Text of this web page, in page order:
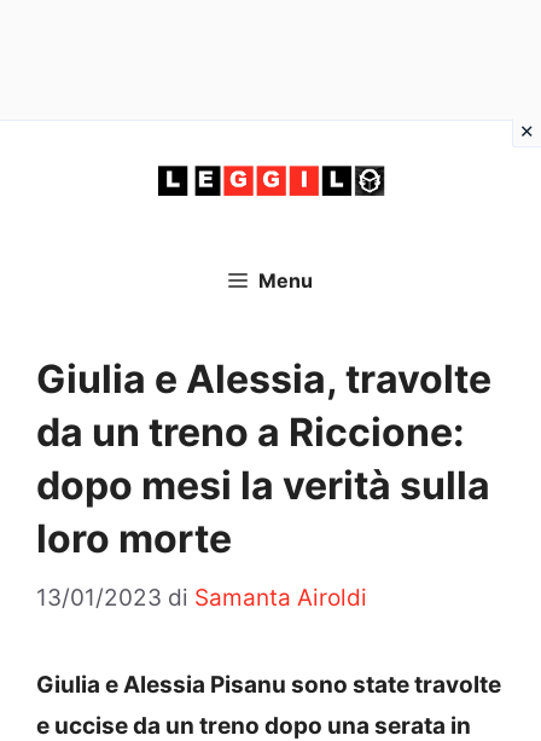
Menu
Giulia e Alessia, travolte
da un treno a Riccione:
dopo mesi la verità sulla
loro morte
13/01/2023 di Samanta Airoldi
Giulia e Alessia Pisanu sono state travolte
e uccise da un treno dopo una serata in